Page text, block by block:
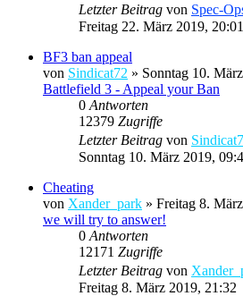
Letzter Beitrag von Spec-
Freitag 22. März 2019, 20:01
BF3 ban appeal
von Sindicat72 » Sonntag 10.
Battlefield 3 - Appeal your Ban
0 Antworten
12379 Zugriffe
Letzter Beitrag von
Sonntag 10. März 2019,
Cheating
von Xander_park » Freitag 8.
we will try to answer!
0 Antworten
12171 Zugriffe
Letzter Beitrag von
Freitag 8. März 2019, 21:32